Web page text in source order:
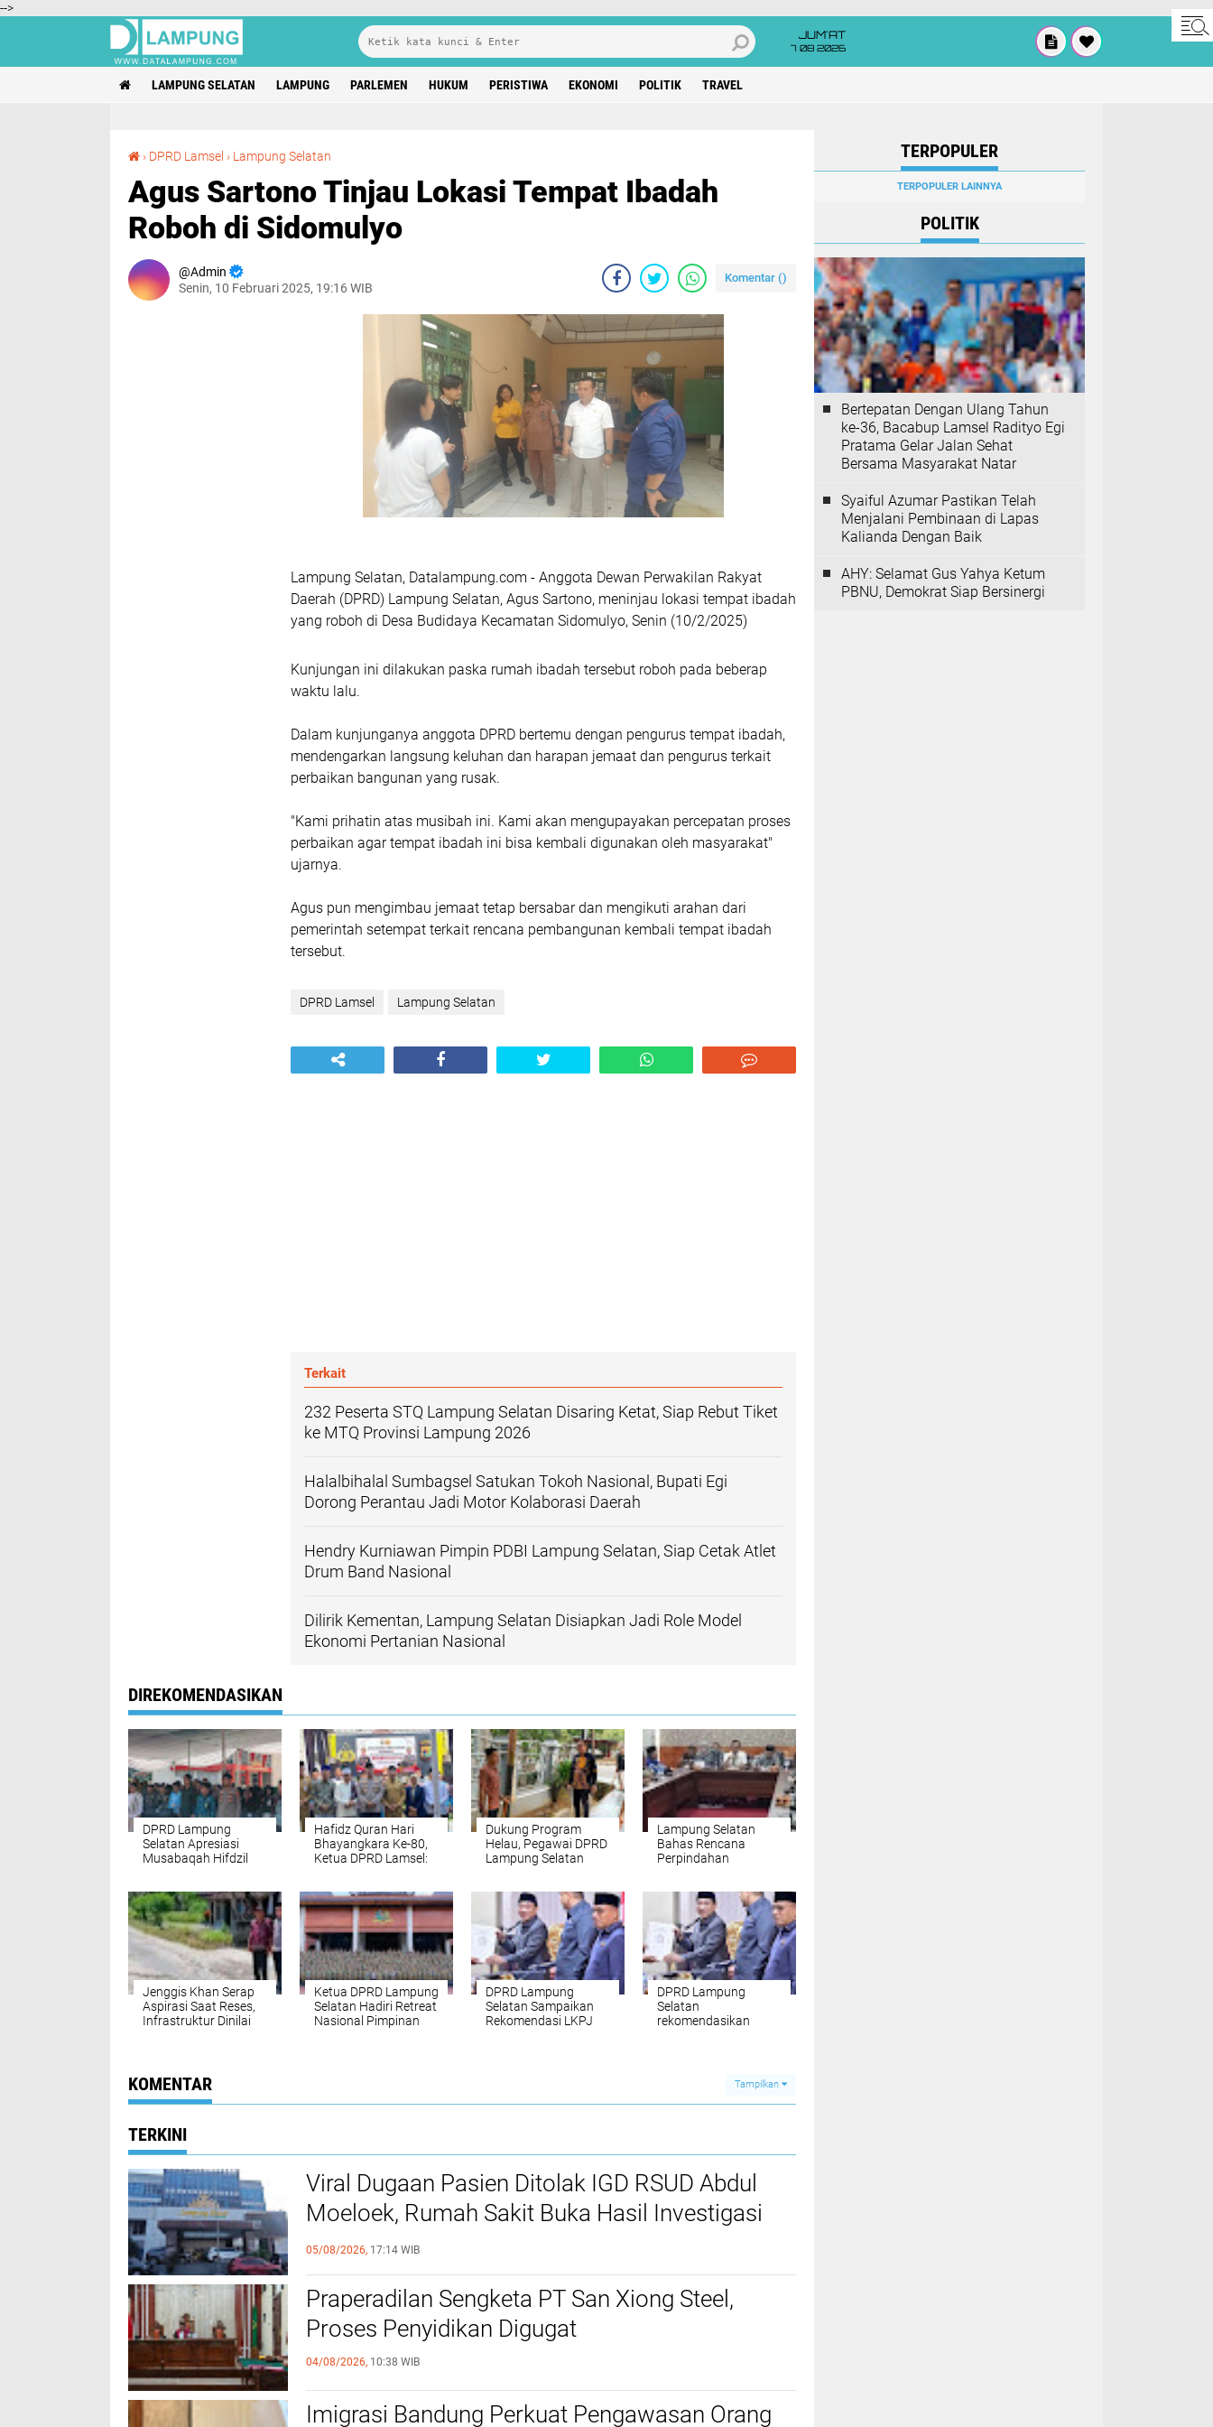
-->
JUM'AT
7 08 2026
LAMPUNG SELATAN LAMPUNG PARLEMEN HUKUM PERISTIWA EKONOMI POLITIK TRAVEL
› DPRD Lamsel › Lampung Selatan
Agus Sartono Tinjau Lokasi Tempat Ibadah
Roboh di Sidomulyo
Admin
Senin, 10 Februari 2025, 19:16 WIB
Komentar ()
Lampung Selatan, Datalampung.com - Anggota Dewan Perwakilan Rakyat
Daerah (DPRD) Lampung Selatan, Agus Sartono, meninjau lokasi tempat ibadah
yang roboh di Desa Budidaya Kecamatan Sidomulyo, Senin (10/2/2025)
Kunjungan ini dilakukan paska rumah ibadah tersebut roboh pada beberap
waktu lalu.
Dalam kunjunganya anggota DPRD bertemu dengan pengurus tempat ibadah,
mendengarkan langsung keluhan dan harapan jemaat dan pengurus terkait
perbaikan bangunan yang rusak.
"Kami prihatin atas musibah ini. Kami akan mengupayakan percepatan proses
perbaikan agar tempat ibadah ini bisa kembali digunakan oleh masyarakat"
ujarnya.
Agus pun mengimbau jemaat tetap bersabar dan mengikuti arahan dari
pemerintah setempat terkait rencana pembangunan kembali tempat ibadah
tersebut.
DPRD Lamsel Lampung Selatan
Terkait
232 Peserta STQ Lampung Selatan Disaring Ketat, Siap Rebut Tiket
ke MTQ Provinsi Lampung 2026
Halalbihalal Sumbagsel Satukan Tokoh Nasional, Bupati Egi
Dorong Perantau Jadi Motor Kolaborasi Daerah
Hendry Kurniawan Pimpin PDBI Lampung Selatan, Siap Cetak Atlet
Drum Band Nasional
Dilirik Kementan, Lampung Selatan Disiapkan Jadi Role Model
Ekonomi Pertanian Nasional
DIREKOMENDASIKAN
DPRD Lampung
Selatan Apresiasi
Musabaqah Hifdzil
Hafidz Quran Hari
Bhayangkara Ke-80,
Ketua DPRD Lamsel:
Muda
Dukung Program
Helau, Pegawai DPRD
Lampung Selatan
Kantor
Lampung Selatan
Bahas Rencana
Perpindahan
Jenggis Khan Serap
Aspirasi Saat Reses,
Infrastruktur Dinilai
Ketua DPRD Lampung
Selatan Hadiri Retreat
Nasional Pimpinan
DPRD Lampung
Selatan Sampaikan
Rekomendasi LKPJ
DPRD Lampung
Selatan
rekomendasikan
KOMENTAR Tampilkan
TERKINI
Viral Dugaan Pasien Ditolak IGD RSUD Abdul
Moeloek, Rumah Sakit Buka Hasil Investigasi
Internal
05/08/2026, 17:14 WIB
Praperadilan Sengketa PT San Xiong Steel,
Proses Penyidikan Digugat
04/08/2026, 10:38 WIB
Imigrasi Bandung Perkuat Pengawasan Orang
TERPOPULER
TERPOPULER LAINNYA
POLITIK
Bertepatan Dengan Ulang Tahun
ke-36, Bacabup Lamsel Radityo Egi
Pratama Gelar Jalan Sehat
Bersama Masyarakat Natar
Syaiful Azumar Pastikan Telah
Menjalani Pembinaan di Lapas
Kalianda Dengan Baik
AHY: Selamat Gus Yahya Ketum
PBNU, Demokrat Siap Bersinergi